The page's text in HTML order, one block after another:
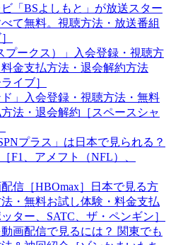
「BSよしもと」が放送スター
て無料。視聴方法・放送番組
プークス）」入会登録・視聴方
金支払方法・退会解約方法
イブ］
ド」入会登録・視聴方法・無料
法・退会解約［スペースシャ
プラス」は日本で見られる？
F1、アメフト（NFL）、
信［HBOmax］日本で見る方
・無料お試し体験・料金支払
ター、SATC、ザ・ペンギン］
画配信で見るには？ 関東でも